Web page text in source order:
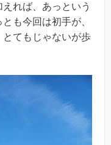
れば、あっという
も今回は初手が、
てもじゃないが歩